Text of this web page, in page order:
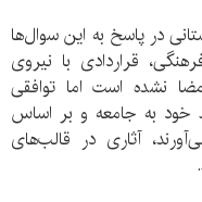
در پاسخ به این سوال‌ها
قراردادی با نیروی
نشده است اما توافقی
خود به جامعه و بر اساس
آثاری در قالب‌های